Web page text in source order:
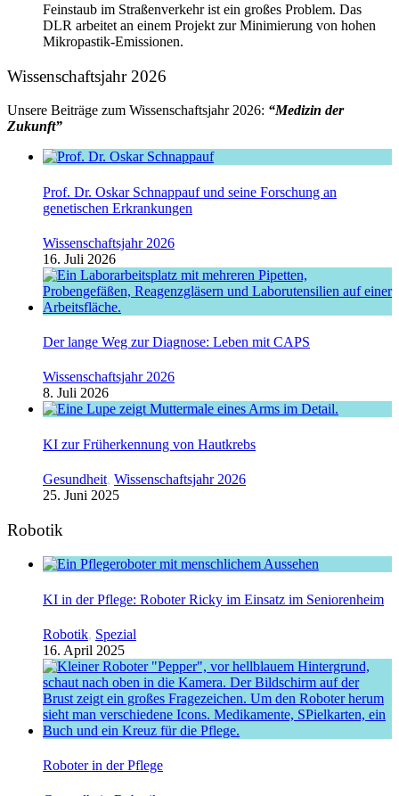
Feinstaub im Straßenverkehr ist ein großes Problem. Das
DLR arbeitet an einem Projekt zur Minimierung von hohen
Mikropastik-Emissionen.
Wissenschaftsjahr 2026
Unsere Beiträge zum Wissenschaftsjahr 2026: “Medizin der
Zukunft”
Prof. Dr. Oskar Schnappauf und seine Forschung an
genetischen Erkrankungen
Wissenschaftsjahr 2026
16. Juli 2026
Der lange Weg zur Diagnose: Leben mit CAPS
Wissenschaftsjahr 2026
8. Juli 2026
KI zur Früherkennung von Hautkrebs
Gesundheit, Wissenschaftsjahr 2026
25. Juni 2025
Robotik
KI in der Pflege: Roboter Ricky im Einsatz im Seniorenheim
Robotik, Spezial
16. April 2025
Roboter in der Pflege